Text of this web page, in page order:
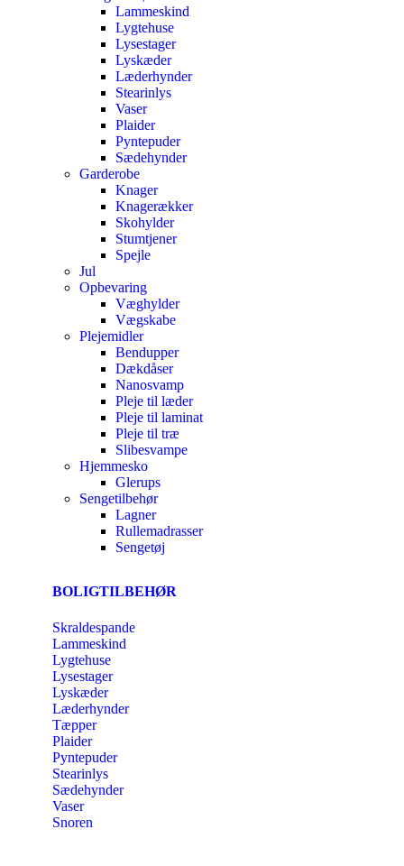
Lammeskind
Lygtehuse
Lysestager
Lyskæder
Læderhynder
Stearinlys
Vaser
Plaider
Pyntepuder
Sædehynder
Garderobe
Knager
Knagerækker
Skohylder
Stumtjener
Spejle
Jul
Opbevaring
Væghylder
Vægskabe
Plejemidler
Bendupper
Dækdåser
Nanosvamp
Pleje til læder
Pleje til laminat
Pleje til træ
Slibesvampe
Hjemmesko
Glerups
Sengetilbehør
Lagner
Rullemadrasser
Sengetøj
BOLIGTILBEHØR
Skraldespande
Lammeskind
Lygtehuse
Lysestager
Lyskæder
Læderhynder
Tæpper
Plaider
Pyntepuder
Stearinlys
Sædehynder
Vaser
Snoren